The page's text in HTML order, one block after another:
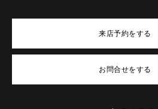
来店予約をする
お問合せをする